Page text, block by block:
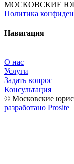
МОСКОВСКИЕ
Политика
Навигация
О нас
Услуги
Задать вопрос
Консультация
© Московские
разработано Prosite